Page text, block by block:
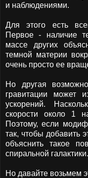
и наблюдениями.
Для этого есть
Первое - наличие
массе других
темной материи
очень просто ее
Но другая
гравитации может
ускорений.
скорости около 1
Поэтому, если
так, чтобы добавить
объяснить такое
спиральной галактики.
Но давайте возьмем